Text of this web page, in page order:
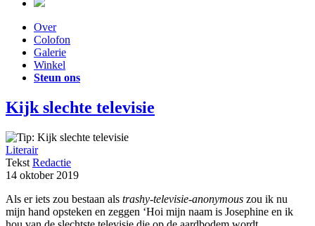
Over
Colofon
Galerie
Winkel
Steun ons
Kijk slechte televisie
Literair
Tekst Redactie
14 oktober 2019
Als er iets zou bestaan als trashy-televisie-anonymous zou ik nu
mijn hand opsteken en zeggen ‘Hoi mijn naam is Josephine en ik